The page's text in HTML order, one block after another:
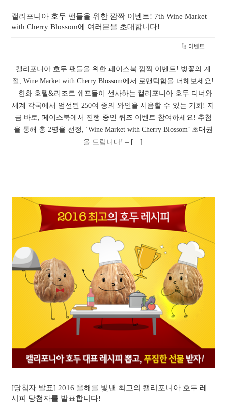
캘리포니아 호두 팬들을 위한 깜짝 이벤트! 7th Wine Market
with Cherry Blossom에 여러분을 초대합니다!
이벤트
캘리포니아 호두 팬들을 위한 페이스북 깜짝 이벤트! 벚꽃의 계
절, Wine Market with Cherry Blossom에서 로맨틱함을 더해보세요!
한화 호텔&리조트 쉐프들이 선사하는 캘리포니아 호두 디너와
세계 각국에서 엄선된 250여 종의 와인을 시음할 수 있는 기회! 지
금 바로, 페이스북에서 진행 중인 퀴즈 이벤트 참여하세요! 추첨
을 통해 총 2명을 선정, ‘Wine Market with Cherry Blossom’ 초대권
을 드립니다! – […]
[당첨자 발표] 2016 올해를 빛낸 최고의 캘리포니아 호두 레
시피 당첨자를 발표합니다!